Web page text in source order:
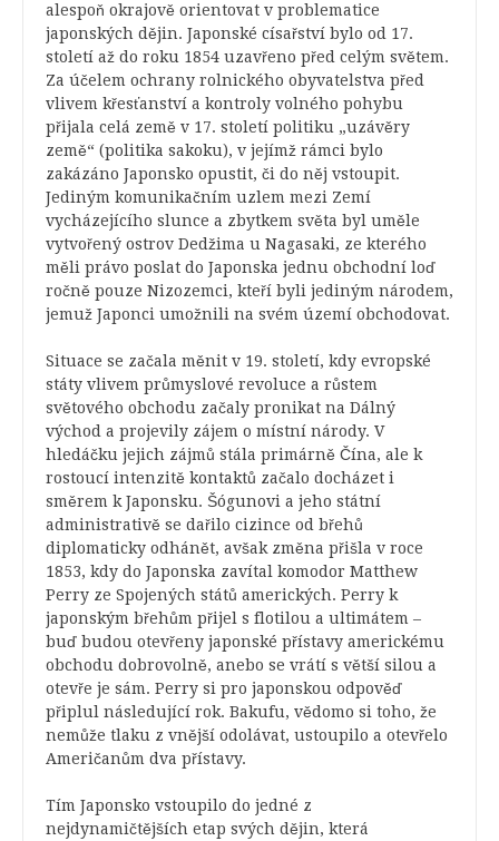
alespoň okrajově orientovat v problematice
japonských dějin. Japonské císařství bylo od 17.
století až do roku 1854 uzavřeno před celým světem.
Za účelem ochrany rolnického obyvatelstva před
vlivem křesťanství a kontroly volného pohybu
přijala celá země v 17. století politiku „uzávěry
země“ (politika sakoku), v jejímž rámci bylo
zakázáno Japonsko opustit, či do něj vstoupit.
Jediným komunikačním uzlem mezi Zemí
vycházejícího slunce a zbytkem světa byl uměle
vytvořený ostrov Dedžima u Nagasaki, ze kterého
měli právo poslat do Japonska jednu obchodní loď
ročně pouze Nizozemci, kteří byli jediným národem,
jemuž Japonci umožnili na svém území obchodovat.
Situace se začala měnit v 19. století, kdy evropské
státy vlivem průmyslové revoluce a růstem
světového obchodu začaly pronikat na Dálný
východ a projevily zájem o místní národy. V
hledáčku jejich zájmů stála primárně Čína, ale k
rostoucí intenzitě kontaktů začalo docházet i
směrem k Japonsku. Šógunovi a jeho státní
administrativě se dařilo cizince od břehů
diplomaticky odhánět, avšak změna přišla v roce
1853, kdy do Japonska zavítal komodor Matthew
Perry ze Spojených států amerických. Perry k
japonským břehům přijel s flotilou a ultimátem –
buď budou otevřeny japonské přístavy americkému
obchodu dobrovolně, anebo se vrátí s větší silou a
otevře je sám. Perry si pro japonskou odpověď
připlul následující rok. Bakufu, vědomo si toho, že
nemůže tlaku z vnější odolávat, ustoupilo a otevřelo
Američanům dva přístavy.
Tím Japonsko vstoupilo do jedné z
nejdynamičtějších etap svých dějin, která